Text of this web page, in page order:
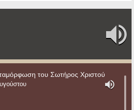
του Σωτήρος Χριστού